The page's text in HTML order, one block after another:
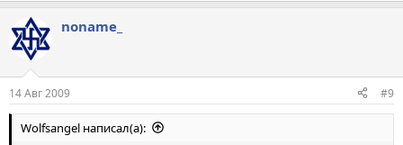
noname_
14 Авг 2009 #9
Wolfsangel написал(а):